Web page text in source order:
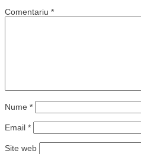
Comentariu *
Nume *
Email *
Site web